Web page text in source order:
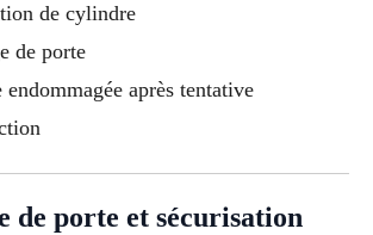
de cylindre
de porte
endommagée après tentative
de porte et sécurisation